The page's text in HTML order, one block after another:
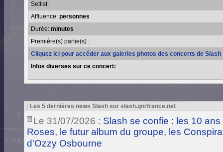
Setlist:
Affluence: personnes
Durée: minutes
Première(s) partie(s) :
Cliquez ici pour accéder aux galeries photos des concerts de Slash
Infos diverses sur ce concert:
Les 5 dernières news Slash sur slash.gnrfrance.net
Le 31/07/2026 : Slash se confie : les 10
Roses, le futur album du groupe, les
d'Ozzy Osbourne